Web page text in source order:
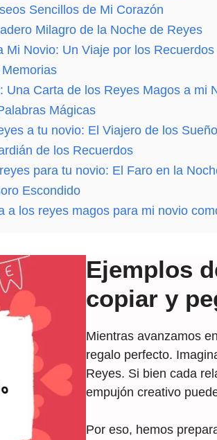
de AMOR y AMISTAD 💌❤️🕊️ [El
Carta De Amor Escrita a
Sencillos de Mi Corazón
Milagro de la Noche de Reyes
Mi Novio: Un Viaje por los
Una Carta de los Reyes Magos a mi
Mágicas
a tu novio: El Viajero de los
de los Recuerdos
para tu novio: El Faro en la
Escondido
a los reyes magos para mi novio
Ejemplos
copiar y
Mientras avanzamos
regalo perfecto.
Reyes. Si bien cada
empujón creativo
Por eso, hemos